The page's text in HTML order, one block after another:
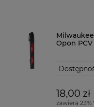
Opon
18,00 zł
zawiera